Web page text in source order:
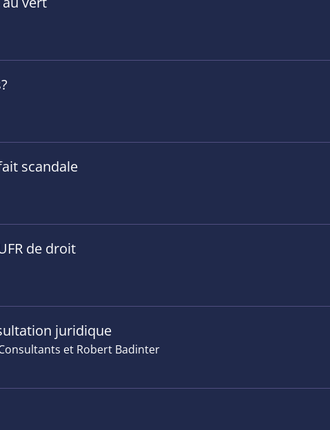
scandale
de droit
juridique
et Robert Badinter